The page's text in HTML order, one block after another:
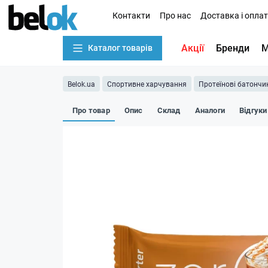
Контакти Про нас Доставка і
Каталог товарів Акції Бренди
Belok.ua Спортивне харчування Протеїнові
Про товар Опис Склад Аналоги